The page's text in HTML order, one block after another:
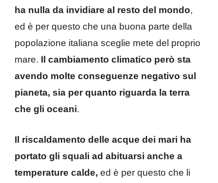
ha nulla da invidiare al resto del mondo,
ed è per questo che una buona parte della
popolazione italiana sceglie mete del proprio
mare. Il cambiamento climatico però sta
avendo molte conseguenze negativo sul
pianeta, sia per quanto riguarda la terra
che gli oceani.
Il riscaldamento delle acque dei mari ha
portato gli squali ad abituarsi anche a
temperature calde, ed è per questo che li